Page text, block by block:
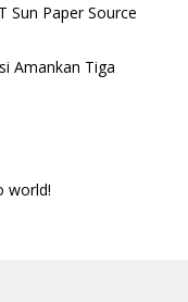
Sun Paper Source
Amankan Tiga
world!